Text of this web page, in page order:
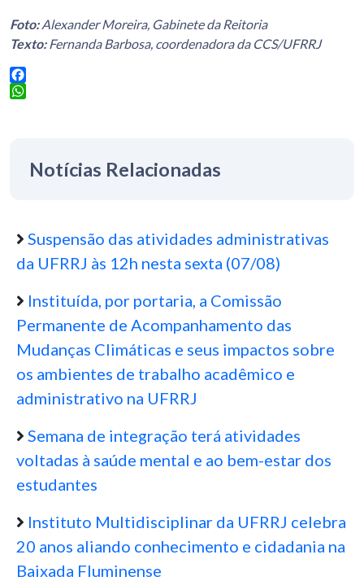
Foto:Alexander Moreira, Gabinete da Reitoria
Texto: Fernanda Barbosa, coordenadora da CCS/UFRRJ
Facebook
Notícias Relacionadas
Suspensão das atividades administrativas
da UFRRJ às 12h nesta sexta (07/08)
Instituída, por portaria, a Comissão
Permanente de Acompanhamento das
Mudanças Climáticas e seus impactos sobre
os ambientes de trabalho acadêmico e
administrativo na UFRRJ
Semana de integração terá atividades
voltadas à saúde mental e ao bem-estar dos
estudantes
Instituto Multidisciplinar da UFRRJ celebra
20 anos aliando conhecimento e cidadania na
Baixada Fluminense